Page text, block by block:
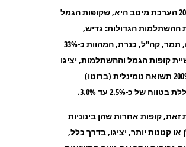
יולי 2009 הערכת מיטב היא, שקופות הגמל
ההשתלמות הגדולות: גדיש,
עצמה, תמר, קה"ל, כנרת, המהוות כ-33%
קופות הגמל וההשתלמות, יציגו
ביולי 2009 תשואה נומינלית (ברוטו)
של כ-2.5% עד 3.0%.
זאת, קופות אחרות שהן בינוניות
או קטנות יותר, יציגו, בדרך כלל,